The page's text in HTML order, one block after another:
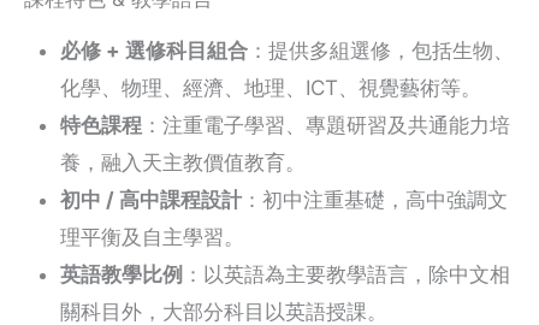
必修 + 選修科目組合 ：提供多組選修，包括生物、
化學、物理、經濟、地理、ICT、視覺藝術等。
特色課程 ：注重電子學習、專題研習及共通能力培
養，融入天主教價值教育。
初中 / 高中課程設計 ：初中注重基礎，高中強調文
理平衡及自主學習。
英語教學比例 ：以英語為主要教學語言，除中文相
關科目外，大部分科目以英語授課。